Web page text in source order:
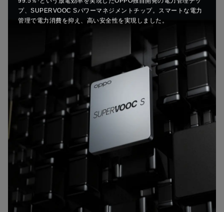
プ、SUPERVOOC Sパワーマネジメントチップ。スマートな電力
管理で電力消費を抑え、高い安全性を実現しました。